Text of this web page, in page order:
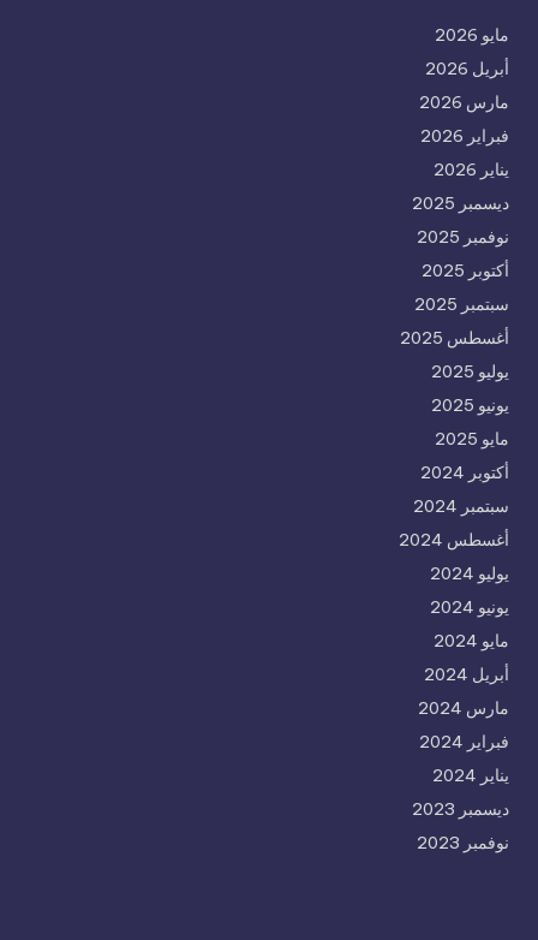
مايو 2026
أبريل 2026
مارس 2026
فبراير 2026
يناير 2026
ديسمبر 2025
نوفمبر 2025
أكتوبر 2025
سبتمبر 2025
أغسطس 2025
يوليو 2025
يونيو 2025
مايو 2025
أكتوبر 2024
سبتمبر 2024
أغسطس 2024
يوليو 2024
يونيو 2024
مايو 2024
أبريل 2024
مارس 2024
فبراير 2024
يناير 2024
ديسمبر 2023
نوفمبر 2023